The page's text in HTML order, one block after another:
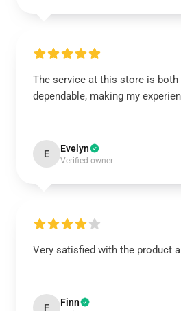
The service at this store is both
dependable, making my
E Evelyn
Verified owner
Very satisfied with the product
F Finn